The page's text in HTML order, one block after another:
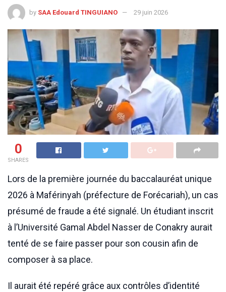
by SAA Edouard TINGUIANO 29 juin 2026
0
SHARES
Lors de la première journée du baccalauréat unique
2026 à Maférinyah (préfecture de Forécariah), un cas
présumé de fraude a été signalé. Un étudiant inscrit
à l’Université Gamal Abdel Nasser de Conakry aurait
tenté de se faire passer pour son cousin afin de
composer à sa place.
Il aurait été repéré grâce aux contrôles d’identité